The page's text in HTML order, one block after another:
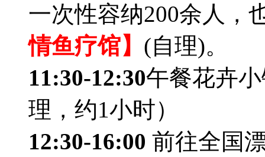
一次性容纳200余人，
情鱼疗馆】 (自理)。
11:30-12:30午餐花卉
理，约1小时）
12:30-16:00 前往全国